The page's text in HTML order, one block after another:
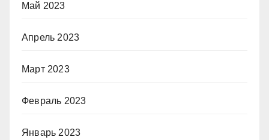
Май 2023
Апрель 2023
Март 2023
Февраль 2023
Январь 2023